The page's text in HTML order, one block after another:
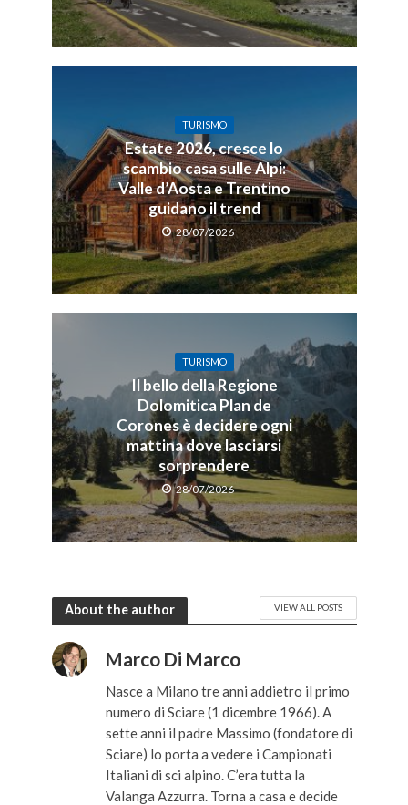
TURISMO
Estate 2026, cresce lo
scambio casa sulle Alpi:
Valle d’Aosta e Trentino
guidano il trend
28/07/2026
TURISMO
Il bello della Regione
Dolomitica Plan de
Corones è decidere ogni
mattina dove lasciarsi
sorprendere
28/07/2026
About the author VIEW ALL POSTS
Marco Di Marco
Nasce a Milano tre anni addietro il primo
numero di Sciare (1 dicembre 1966). A
sette anni il padre Massimo (fondatore di
Sciare) lo porta a vedere i Campionati
Italiani di sci alpino. C’era tutta la
Valanga Azzurra. Torna a casa e decide